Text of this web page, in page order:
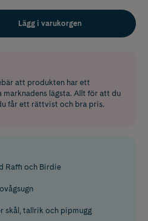
Lägg i varukorgen
att produkten har ett
lägsta. Allt för att du
får ett rättvist och bra pris.
Raffi och Birdie
skål, tallrik och pipmugg